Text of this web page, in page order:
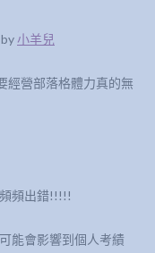
小羊兒
經營部落格體力真的無
頻出錯!!!!!
能會影響到個人考績